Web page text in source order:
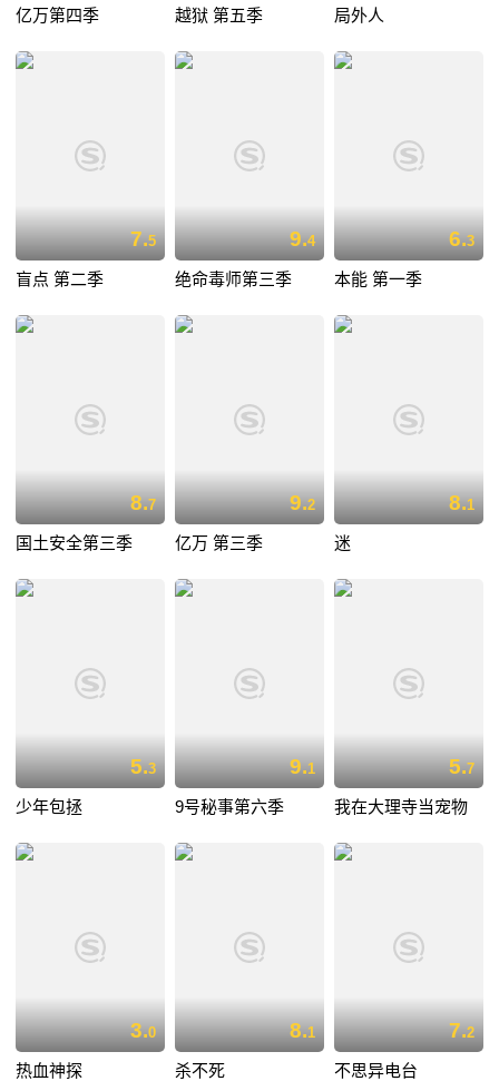
亿万第四季 越狱 第五季 局外人
7.5
盲点 第二季
9.4
绝命毒师第三季
6.3
本能 第一季
8.7
国土安全第三季
9.2
亿万 第三季
8.1
迷
5.3
少年包拯
9.1
9号秘事第六季
5.7
我在大理寺当宠物
3.0
热血神探
8.1
杀不死
7.2
不思异电台